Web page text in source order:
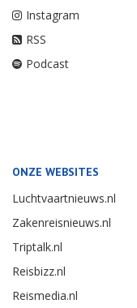
Instagram
RSS
Podcast
ONZE WEBSITES
Luchtvaartnieuws.nl
Zakenreisnieuws.nl
Triptalk.nl
Reisbizz.nl
Reismedia.nl